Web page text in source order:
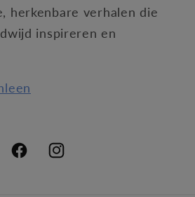
herkenbare verhalen die
inspireren en
FacebookInstagram